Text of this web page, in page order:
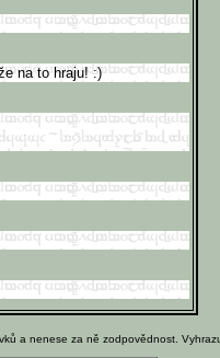
na to hraju! :)
a nenese za ně zodpovědnost.